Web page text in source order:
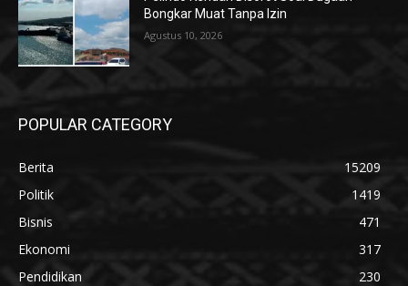
Bongkar Muat Tanpa Izin
Agustus 10, 2026
POPULAR CATEGORY
Berita
15209
Politik
1419
Bisnis
471
Ekonomi
317
Pendidikan
230